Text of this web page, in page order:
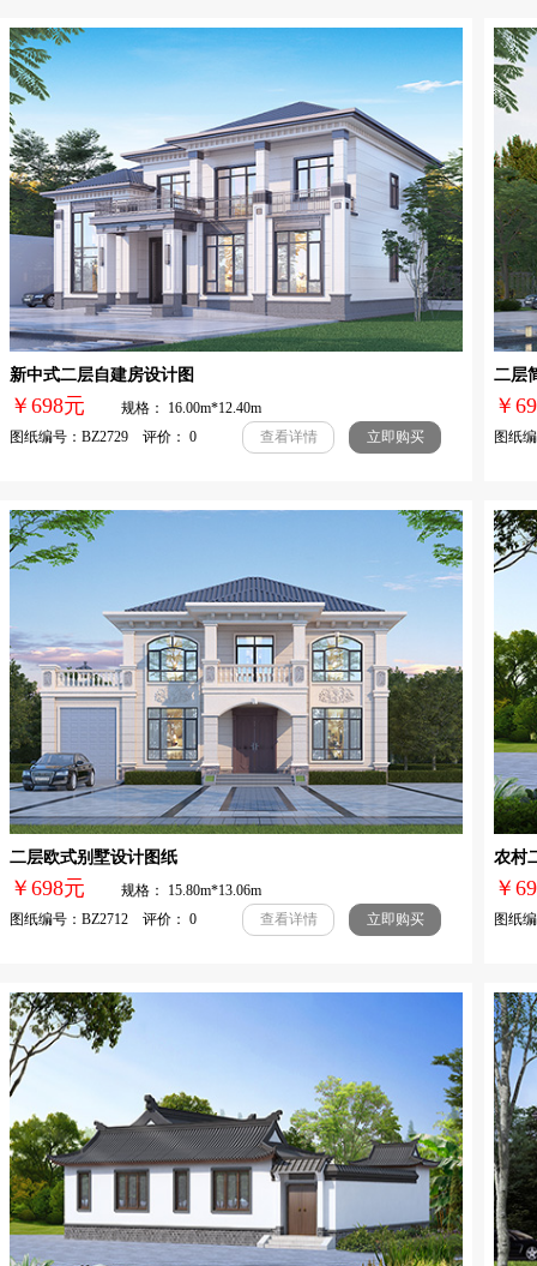
新中式二层自建房设计图
￥698元
规格： 16.00m*12.40m
图纸编号：BZ2729 评价： 0
查看详情 立即购买
二层
￥
图纸编
二层欧式别墅设计图纸
￥698元
规格： 15.80m*13.06m
图纸编号：BZ2712 评价： 0
查看详情 立即购买
农村
￥
图纸编